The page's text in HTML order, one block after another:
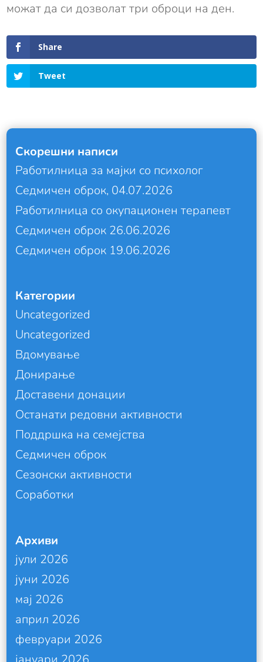
можат да си дозволат три оброци на ден.
Share
Tweet
Скорешни написи
Работилница за мајки со психолог
Седмичен оброк, 04.07.2026
Работилница со окупационен терапевт
Седмичен оброк 26.06.2026
Седмичен оброк 19.06.2026
Категории
Uncategorized
Uncategorized
Вдомување
Донирање
Доставени донации
Останати редовни активности
Поддршка на семејства
Седмичен оброк
Сезонски активности
Соработки
Архиви
јули 2026
јуни 2026
мај 2026
април 2026
февруари 2026